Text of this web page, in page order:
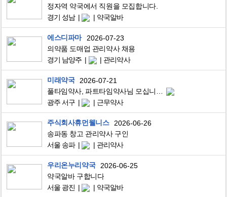
정자역 약국에서 직원을 모집합니다.
경기 성남
약국알바
에스디파마
2026-07-23
의약품 도매업 관리약사 채용
경기 남양주
관리약사
미래약국
2026-07-21
풀타임약사, 파트타임약사님 모십니다.
광주 서구
근무약사
주식회사휴먼웰니스
2026-06-26
송파동 창고 관리약사 구인
서울 송파
관리약사
우리온누리약국
2026-06-25
약국알바 구합니다
서울 광진
약국알바